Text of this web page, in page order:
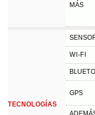
MÁS
TECNOLOGÍAS
WI-FI
GPS